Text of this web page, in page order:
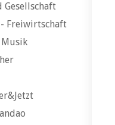
Freiwirtschaft